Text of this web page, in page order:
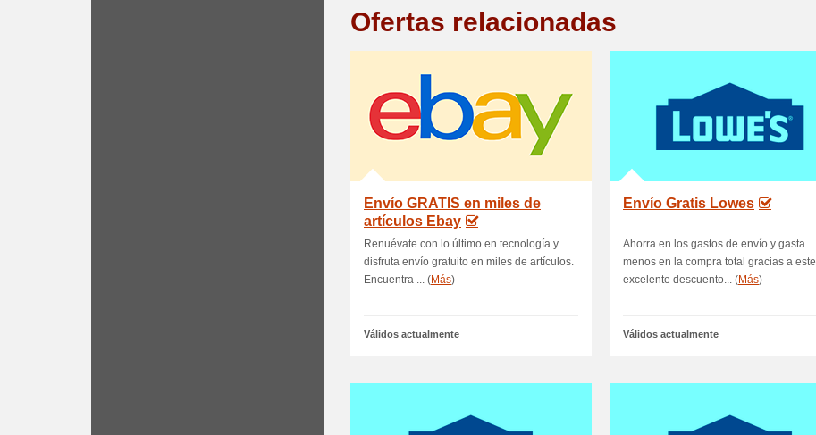
Ofertas relacionadas
Envío GRATIS en miles de
artículos Ebay
Renuévate con lo último en tecnología y
disfruta envío gratuito en miles de artículos.
Encuentra ... (Más)
Válidos actualmente
Envío Gratis Lowes
Ahorra en los gastos de envío y gasta
menos en la compra total gracias a este
excelente descuento... (Más)
Válidos actualmente